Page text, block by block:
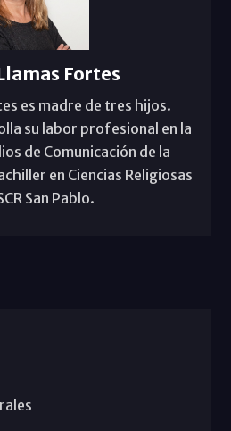
Fortes
es madre de tres hijos.
su labor profesional en la
de Comunicación de la
en Ciencias Religiosas
San Pablo.